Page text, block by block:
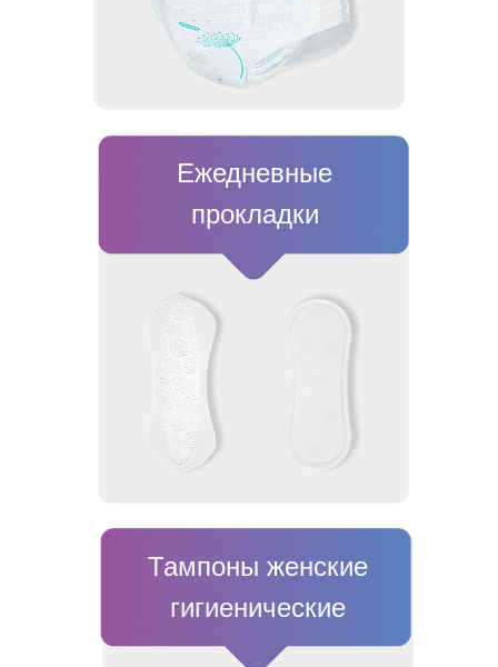
Ежедневные
прокладки
Тампоны женские
гигиенические